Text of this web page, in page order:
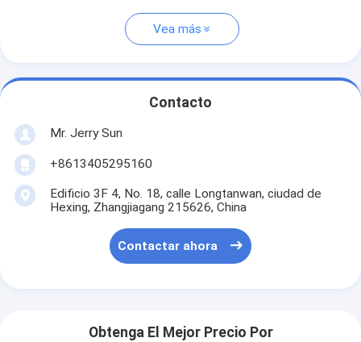
Vea más
Contacto
Mr. Jerry Sun
+8613405295160
Edificio 3F 4, No. 18, calle Longtanwan, ciudad de
Hexing, Zhangjiagang 215626, China
Contactar ahora
Obtenga El Mejor Precio Por